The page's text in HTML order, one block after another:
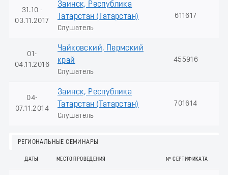
31.10 -
03.11.2017
Заинск, Республика
Татарстан (Татарстан)
Слушатель
611617
01-
04.11.2016
Чайковский, Пермский
край
Слушатель
455916
04-
07.11.2014
Заинск, Республика
Татарстан (Татарстан)
Слушатель
701614
РЕГИОНАЛЬНЫЕ СЕМИНАРЫ
ДАТЫ МЕСТО ПРОВЕДЕНИЯ № СЕРТИФИКАТА